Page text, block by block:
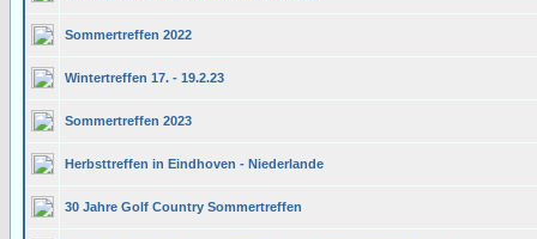
Sommertreffen 2022
Wintertreffen 17. - 19.2.23
Sommertreffen 2023
Herbsttreffen in Eindhoven - Niederlande
30 Jahre Golf Country Sommertreffen